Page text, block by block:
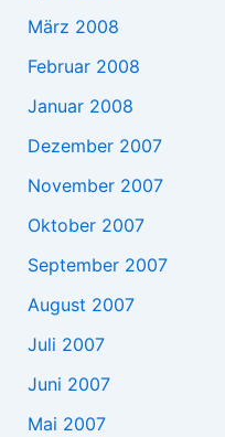
März 2008
Februar 2008
Januar 2008
Dezember 2007
November 2007
Oktober 2007
September 2007
August 2007
Juli 2007
Juni 2007
Mai 2007